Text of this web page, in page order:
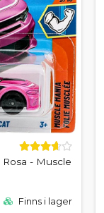
- Muscle
Finns i lager